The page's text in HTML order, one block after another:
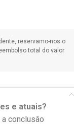
e atuais?
a conclusão